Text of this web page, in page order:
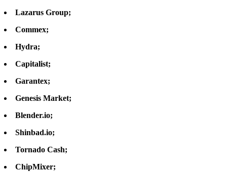
Lazarus Group;
Commex;
Hydra;
Capitalist;
Garantex;
Genesis Market;
Blender.io;
Shinbad.io;
Tornado Cash;
ChipMixer;